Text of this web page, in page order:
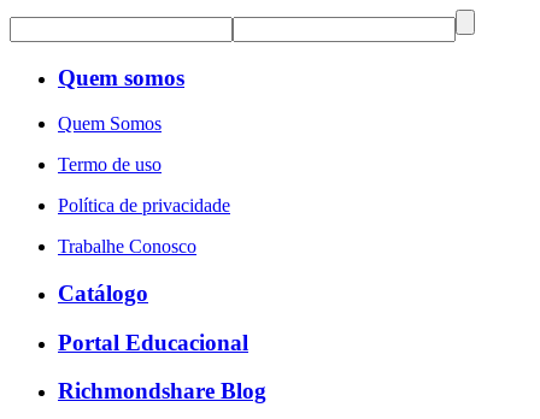
Quem somos
Quem Somos
Termo de uso
Política de privacidade
Trabalhe Conosco
Catálogo
Portal Educacional
Richmondshare Blog